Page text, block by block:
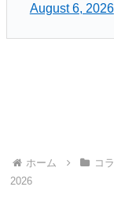
August 6, 2026
ホーム コ
2026